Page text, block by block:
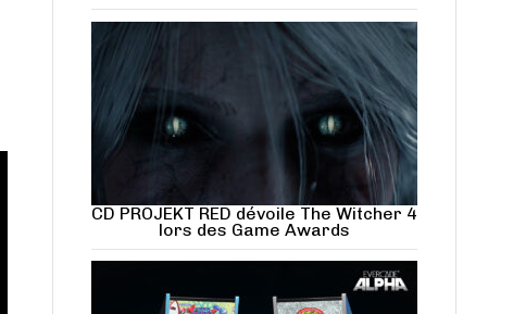
CD PROJEKT RED dévoile The Witcher 4
lors des Game Awards